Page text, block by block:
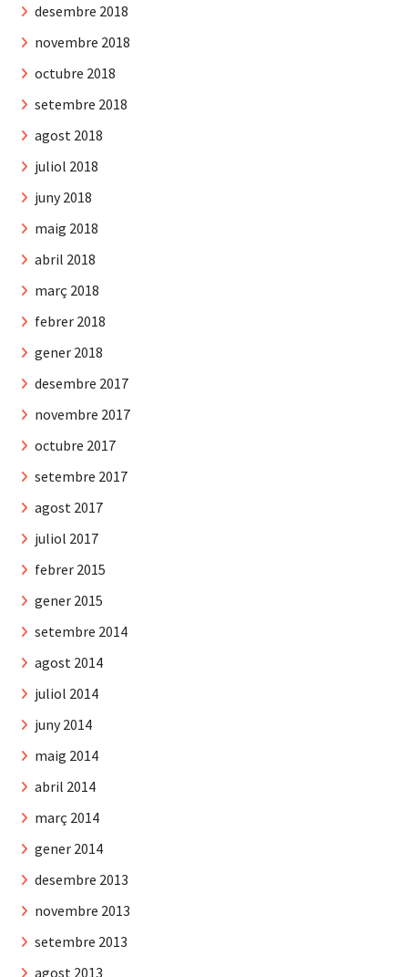
desembre 2018
novembre 2018
octubre 2018
setembre 2018
agost 2018
juliol 2018
juny 2018
maig 2018
abril 2018
març 2018
febrer 2018
gener 2018
desembre 2017
novembre 2017
octubre 2017
setembre 2017
agost 2017
juliol 2017
febrer 2015
gener 2015
setembre 2014
agost 2014
juliol 2014
juny 2014
maig 2014
abril 2014
març 2014
gener 2014
desembre 2013
novembre 2013
setembre 2013
agost 2013